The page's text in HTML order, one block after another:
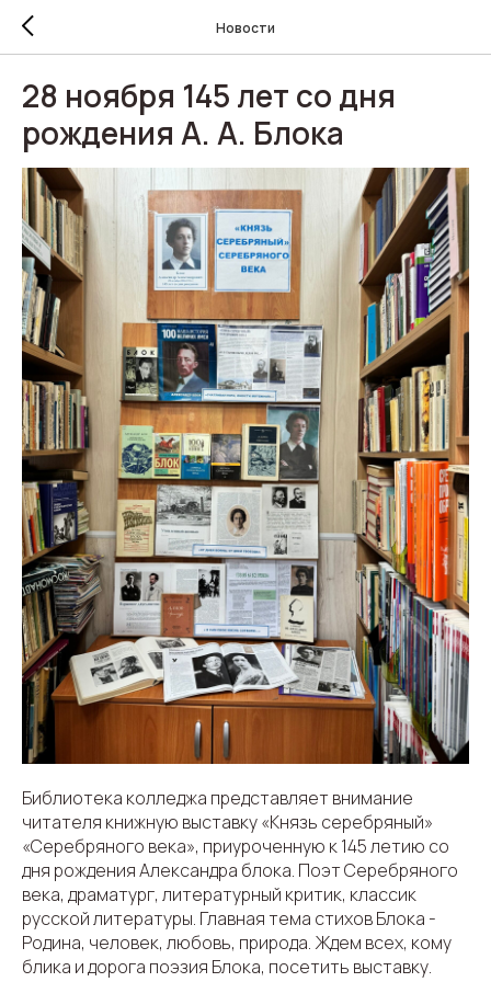
Новости
28 ноября 145 лет со дня
рождения А. А. Блока
Библиотека колледжа представляет внимание
читателя книжную выставку «Князь серебряный»
«Серебряного века», приуроченную к 145 летию со
дня рождения Александра блока. Поэт Серебряного
века, драматург, литературный критик, классик
русской литературы. Главная тема стихов Блока -
Родина, человек, любовь, природа. Ждем всех, кому
блика и дорога поэзия Блока, посетить выставку.